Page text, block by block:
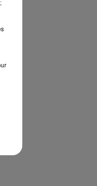
MIDI QUI